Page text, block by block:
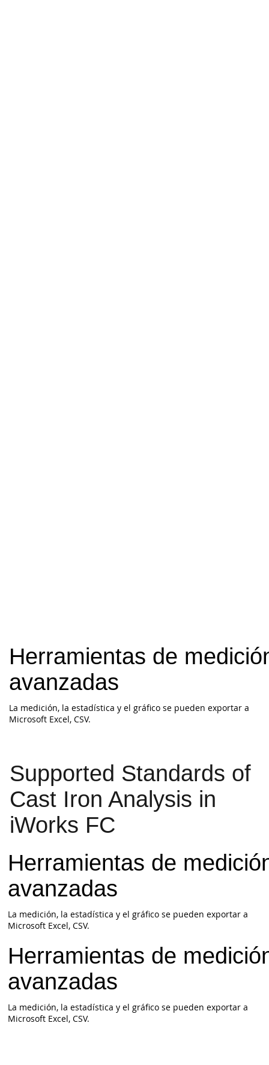
Herramientas de
avanzadas
La medición, la estadística y el gráfico se pueden exportar a
Microsoft Excel, CSV.
Supported Standards of
Cast Iron Analysis in
iWorks FC
Herramientas de
avanzadas
La medición, la estadística y el gráfico se pueden exportar a
Microsoft Excel, CSV.
Herramientas de
avanzadas
La medición, la estadística y el gráfico se pueden exportar a
Microsoft Excel, CSV.